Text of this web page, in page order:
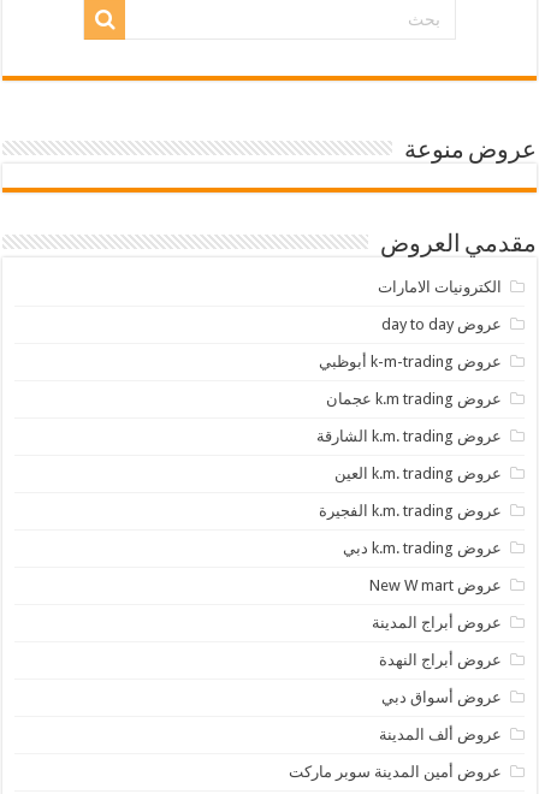
عروض منوعة
مقدمي العروض
الكترونيات الامارات
عروض day to day
عروض k-m-trading أبوظبي
عروض k.m trading عجمان
عروض k.m. trading الشارقة
عروض k.m. trading العين
عروض k.m. trading الفجيرة
عروض k.m. trading دبي
عروض New W mart
عروض أبراج المدينة
عروض أبراج النهدة
عروض أسواق دبي
عروض ألف المدينة
عروض أمين المدينة سوبر ماركت